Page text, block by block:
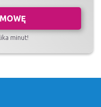
minut!